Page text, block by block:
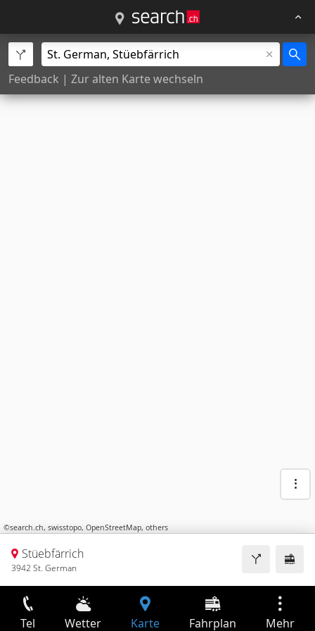
Feedback | Zur alten Karte wechseln
©search.ch, swisstopo, OpenStreetMap, others
Stüebfärrich
3942 St. German
Tel Wetter Karte Fahrplan Mehr